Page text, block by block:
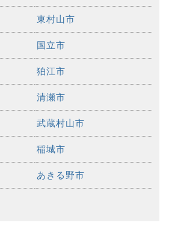
東村山市
国立市
狛江市
清瀬市
武蔵村山市
稲城市
あきる野市